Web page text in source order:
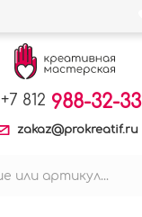
+7 812 988-32-33
zakaz@prokreatif.ru